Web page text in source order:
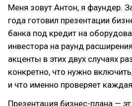
Меня зовут Антон, я фаундер.
года готовил презентации
банка под кредит на
инвестора на раунд
акценты в этих двух случаях
конкретно, что нужно
и что именно проверяет
Презентация бизнес-плана —